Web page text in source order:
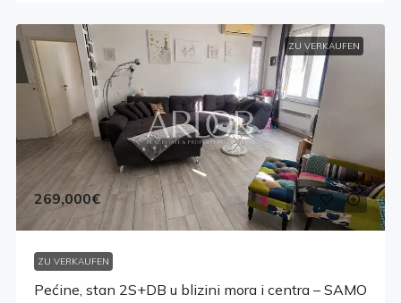
ZU VERKAUFEN
269,000€
ZU VERKAUFEN
Pećine, stan 2S+DB u blizini mora i centra – SAMO